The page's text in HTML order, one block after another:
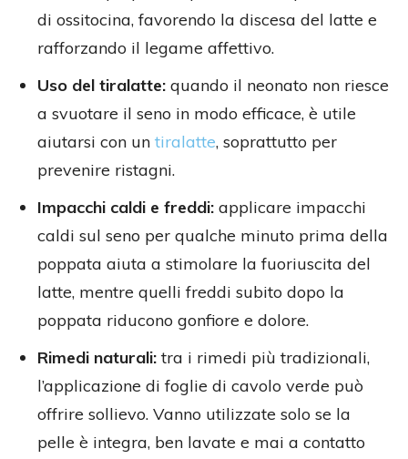
di ossitocina, favorendo la discesa del latte e
rafforzando il legame affettivo.
Uso del tiralatte: quando il neonato non riesce
a svuotare il seno in modo efficace, è utile
aiutarsi con un tiralatte, soprattutto per
prevenire ristagni.
Impacchi caldi e freddi: applicare impacchi
caldi sul seno per qualche minuto prima della
poppata aiuta a stimolare la fuoriuscita del
latte, mentre quelli freddi subito dopo la
poppata riducono gonfiore e dolore.
Rimedi naturali: tra i rimedi più tradizionali,
l’applicazione di foglie di cavolo verde può
offrire sollievo. Vanno utilizzate solo se la
pelle è integra, ben lavate e mai a contatto